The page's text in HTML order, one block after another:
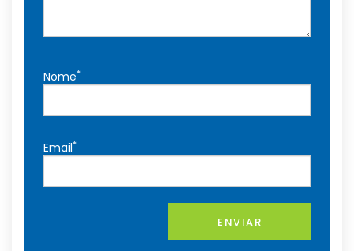
Nome*
Email*
ENVIAR